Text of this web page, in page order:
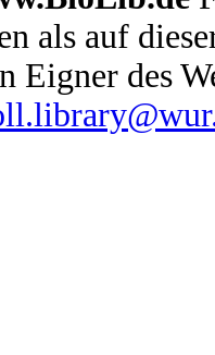
als auf
Eigner des